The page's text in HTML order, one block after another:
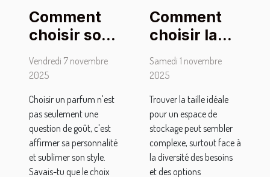
Comment
choisir son
parfum
pour
son style
personnel ?
Vendredi 7 novembre
2025
Choisir un parfum n'est
pas seulement une
question de goût, c'est
affirmer sa personnalité
et sublimer son style.
Savais-tu que le choix
Comment
choisir la
taille
optimale
espace de
stockage ?
Samedi 1 novembre
2025
Trouver la taille idéale
pour un espace de
stockage peut sembler
complexe, surtout face à
la diversité des besoins
et des options